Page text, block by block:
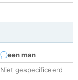
een man
Niet gespecificeerd